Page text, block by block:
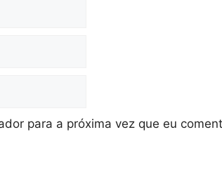
para a próxima vez que eu